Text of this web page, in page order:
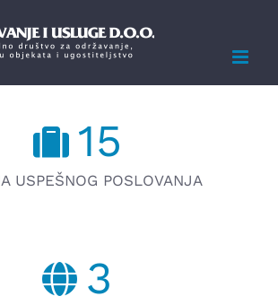
15
USPEŠNOG POSLOVANJA
3